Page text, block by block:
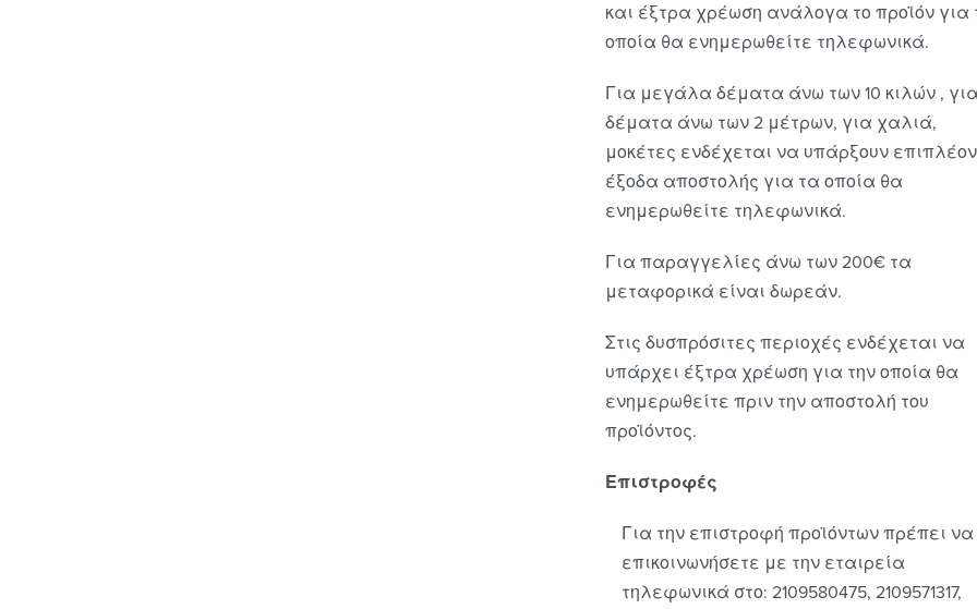
και έξτρα χρέωση ανάλογα το προϊόν για
οποία θα ενημερωθείτε τηλεφωνικά.
Για μεγάλα δέματα άνω των 10 κιλών ,
δέματα άνω των 2 μέτρων, για χαλιά,
μοκέτες ενδέχεται να υπάρξουν επιπλέον
έξοδα αποστολής για τα οποία θα
ενημερωθείτε τηλεφωνικά.
Για παραγγελίες άνω των 200€ τα
μεταφορικά είναι δωρεάν.
Στις δυσπρόσιτες περιοχές ενδέχεται να
υπάρχει έξτρα χρέωση για την οποία θα
ενημερωθείτε πριν την αποστολή του
προϊόντος.
Επιστροφές
Για την επιστροφή προϊόντων πρέπει να
επικοινωνήσετε με την εταιρεία
τηλεφωνικά στο: 2109580475, 2109571317,